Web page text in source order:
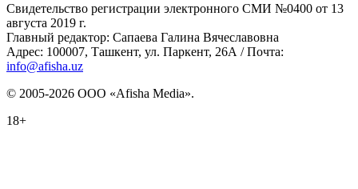
Свидетельство регистрации электронного СМИ №0400 от 13
августа 2019 г.
Главный редактор: Сапаева Галина Вячеславовна
Адрес: 100007, Ташкент, ул. Паркент, 26А / Почта:
info@afisha.uz
© 2005-2026 ООО «Afisha Media».
18+